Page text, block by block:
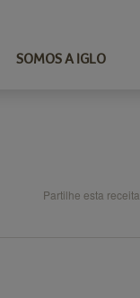
SOMOS A IGLO
Partilhe esta receita